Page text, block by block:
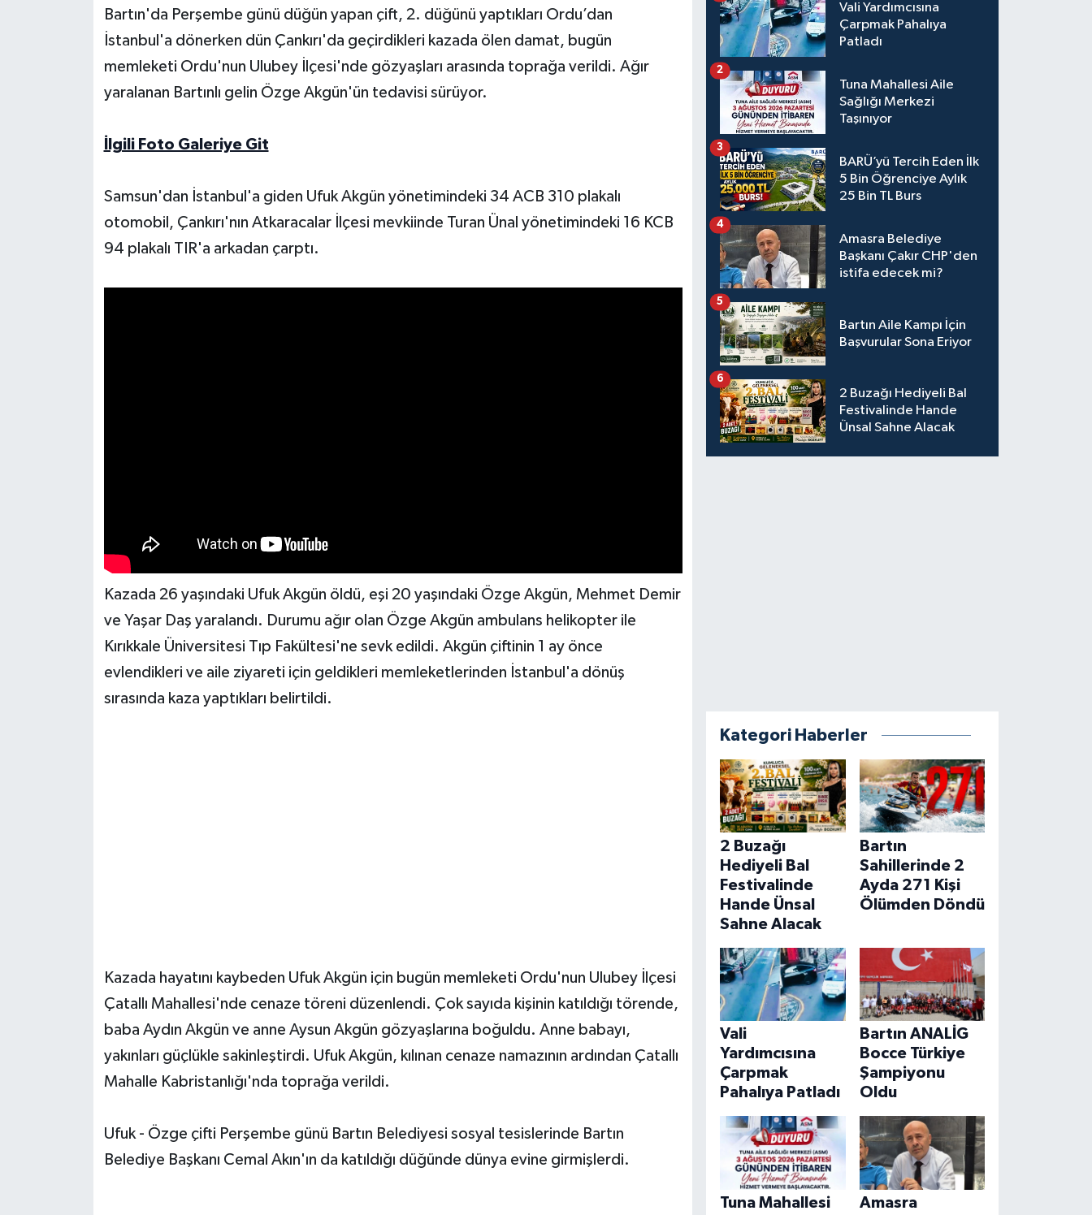
Bartın'da Perşembe günü düğün yapan çift, 2. düğünü yaptıkları Ordu’dan
İstanbul'a dönerken dün Çankırı'da geçirdikleri kazada ölen damat, bugün
memleketi Ordu'nun Ulubey İlçesi'nde gözyaşları arasında toprağa verildi. Ağır
yaralanan Bartınlı gelin Özge Akgün'ün tedavisi sürüyor.
İlgili Foto Galeriye Git
Samsun'dan İstanbul'a giden Ufuk Akgün yönetimindeki 34 ACB 310 plakalı
otomobil, Çankırı'nın Atkaracalar İlçesi mevkiinde Turan Ünal yönetimindeki 16 KCB
94 plakalı TIR'a arkadan çarptı.
Kazada 26 yaşındaki Ufuk Akgün öldü, eşi 20 yaşındaki Özge Akgün, Mehmet Demir
ve Yaşar Daş yaralandı. Durumu ağır olan Özge Akgün ambulans helikopter ile
Kırıkkale Üniversitesi Tıp Fakültesi'ne sevk edildi. Akgün çiftinin 1 ay önce
evlendikleri ve aile ziyareti için geldikleri memleketlerinden İstanbul'a dönüş
sırasında kaza yaptıkları belirtildi.
Kazada hayatını kaybeden Ufuk Akgün için bugün memleketi Ordu'nun Ulubey İlçesi
Çatallı Mahallesi'nde cenaze töreni düzenlendi. Çok sayıda kişinin katıldığı törende,
baba Aydın Akgün ve anne Aysun Akgün gözyaşlarına boğuldu. Anne babayı,
yakınları güçlükle sakinleştirdi. Ufuk Akgün, kılınan cenaze namazının ardından Çatallı
Mahalle Kabristanlığı'nda toprağa verildi.
Ufuk - Özge çifti Perşembe günü Bartın Belediyesi sosyal tesislerinde Bartın
Belediye Başkanı Cemal Akın'ın da katıldığı düğünde dünya evine girmişlerdi.
Vali Yardımcısına
Çarpmak Pahalıya
Patladı
Tuna Mahallesi Aile
Sağlığı Merkezi
Taşınıyor
2
BARÜ’yü Tercih Eden İlk
5 Bin Öğrenciye Aylık
25 Bin TL Burs
3
Amasra Belediye
Başkanı Çakır CHP'den
istifa edecek mi?
4
Bartın Aile Kampı İçin
Başvurular Sona Eriyor
5
2 Buzağı Hediyeli Bal
Festivalinde Hande
Ünsal Sahne Alacak
6
Kategori Haberler
2 Buzağı
Hediyeli Bal
Festivalinde
Hande Ünsal
Sahne Alacak
Bartın
Sahillerinde 2
Ayda 271 Kişi
Ölümden Döndü
Vali
Yardımcısına
Çarpmak
Pahalıya Patladı
Bartın ANALİG
Bocce Türkiye
Şampiyonu
Oldu
Tuna Mahallesi
Amasra